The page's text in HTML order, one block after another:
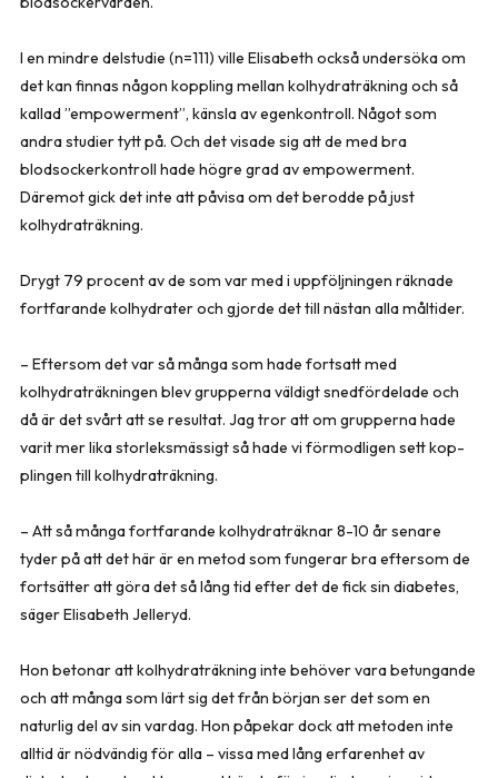
I en mindre delstudie (n=111) ville Elisabeth också undersöka om
det kan finnas någon kop­pling mellan kolhydraträkning och så
kallad ”empowerment”, känsla av egenkontroll. Något som
andra studier tytt på. Och det visade sig att de med bra
blodsockerkontroll hade högre grad av empowerment.
Däremot gick det inte att påvisa om det berodde på just
kolhydraträkning.
Drygt 79 procent av de som var med i uppföljningen räknade
fortfarande kolhydrater och gjorde det till nästan alla måltider.
– Eftersom det var så många som hade fortsatt med
kolhydraträkningen blev grupperna väldigt snedfördelade och
då är det svårt att se resultat. Jag tror att om grupperna hade
varit mer lika storleksmässigt så hade vi förmodligen sett kop­
plingen till kolhydraträkning.
– Att så många fortfarande kolhydraträknar 8-10 år senare
tyder på att det här är en metod som fungerar bra eftersom de
fortsätter att göra det så lång tid efter det de fick sin diabetes,
säger Elisabeth Jelleryd.
Hon betonar att kolhydraträkning inte behöver vara betungande
och att många som lärt sig det från början ser det som en
naturlig del av sin vardag. Hon påpekar dock att metoden inte
alltid är nödvändig för alla – vissa med lång erfarenhet av